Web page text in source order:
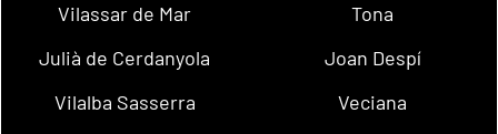
Vilassar de Mar
Tona
Julià de Cerdanyola
Joan Despí
Vilalba Sasserra
Veciana